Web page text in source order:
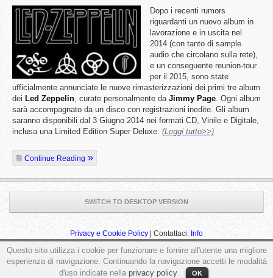
Dopo i recenti rumors
riguardanti un nuovo album in
lavorazione e in uscita nel
2014 (con tanto di sample
audio che circolano sulla rete),
e un conseguente reunion-tour
per il 2015, sono state
ufficialmente annunciate le nuove rimasterizzazioni dei primi tre album
dei Led Zeppelin, curate personalmente da Jimmy Page. Ogni album
sarà accompagnato da un disco con registrazioni inedite. Gli album
saranno disponibili dal 3 Giugno 2014 nei formati CD, Vinile e Digitale,
inclusa una Limited Edition Super Deluxe. (Leggi tutto>>)
Continue Reading
SWITCH TO DESKTOP VERSION
Privacy e Cookie Policy| Contattaci: Info
Questo sito utilizza i cookie per funzionare e fornire all'utente una migliore
esperienza di navigazione. Continuando la navigazione accetti le modalità
d'uso indicate nella privacy policy OK